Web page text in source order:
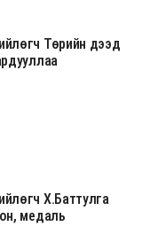
Төрийн дээд
Х.Баттулга
медаль